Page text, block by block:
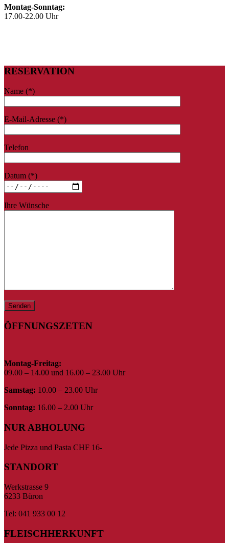
Montag-Sonntag:
17.00-22.00 Uhr
RESERVATION
Name (*)
E-Mail-Adresse (*)
Telefon
Datum (*)
Ihre Wünsche
ÖFFNUNGSZETEN
Montag-Freitag:
09.00 – 14.00 und 16.00 – 23.00 Uhr
Samstag: 10.00 – 23.00 Uhr
Sonntag: 16.00 – 2.00 Uhr
NUR ABHOLUNG
Jede Pizza und Pasta CHF 16-
STANDORT
Werkstrasse 9
6233 Büron
Tel: 041 933 00 12
FLEISCHHERKUNFT